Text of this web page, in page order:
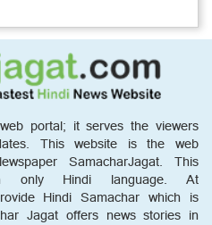
portal; it serves the viewers
This website is the web
SamacharJagat. This
only Hindi language. At
Hindi Samachar which is
Jagat offers news stories in